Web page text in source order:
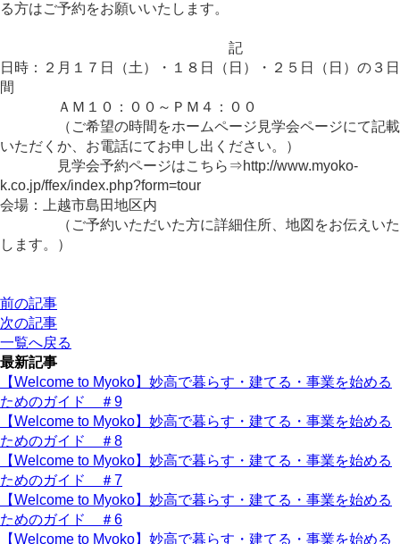
る方はご予約をお願いいたします。
記
日時：２月１７日（土）・１８日（日）・２５日（日）の３日
間
ＡＭ１０：００～ＰＭ４：００
（ご希望の時間をホームページ見学会ページにて記載
いただくか、お電話にてお申し出ください。）
見学会予約ページはこちら⇒http://www.myoko-
k.co.jp/ffex/index.php?form=tour
会場：上越市島田地区内
（ご予約いただいた方に詳細住所、地図をお伝えいた
します。）
前の記事
次の記事
一覧へ戻る
最新記事
【Welcome to Myoko】妙高で暮らす・建てる・事業を始める
ためのガイド ＃9
【Welcome to Myoko】妙高で暮らす・建てる・事業を始める
ためのガイド ＃8
【Welcome to Myoko】妙高で暮らす・建てる・事業を始める
ためのガイド ＃7
【Welcome to Myoko】妙高で暮らす・建てる・事業を始める
ためのガイド ＃6
【Welcome to Myoko】妙高で暮らす・建てる・事業を始める